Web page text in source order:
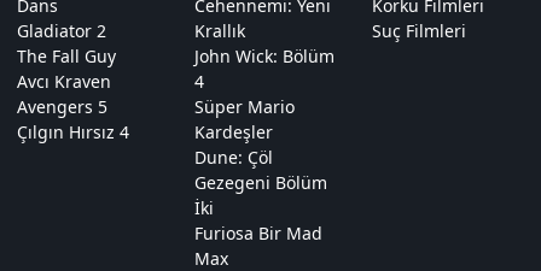
Dans
Gladiator 2
The Fall Guy
Avcı Kraven
Avengers 5
Çılgın Hırsız 4
Cehennemi: Yeni
Krallık
John Wick: Bölüm
4
Süper Mario
Kardeşler
Dune: Çöl
Gezegeni Bölüm
İki
Furiosa Bir Mad
Max
Korku Filmleri
Suç Filmleri